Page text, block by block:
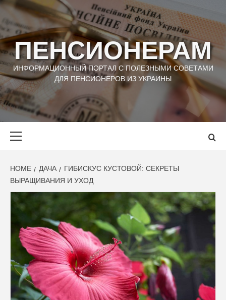
Skip
to
content
ПЕНСИОНЕРАМ
ИНФОРМАЦИОННЫЙ ПОРТАЛ С ПОЛЕЗНЫМИ СОВЕТАМИ
ДЛЯ ПЕНСИОНЕРОВ ИЗ УКРАИНЫ
HOME ДАЧА
ГИБИСКУС КУСТОВОЙ: СЕКРЕТЫ
ВЫРАЩИВАНИЯ И УХОД